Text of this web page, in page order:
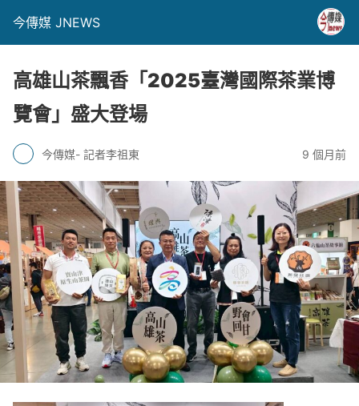
今傳媒 JNEWS
高雄山茶飄香「2025臺灣國際茶業博
覽會」盛大登場
今傳媒- 記者李祖東 9 個月前